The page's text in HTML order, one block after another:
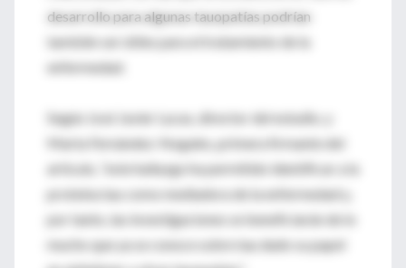
desarrollo para algunas tauopatías podrían
también ser útiles para el tratamiento de la
enfermedad.
Según José Javier Lucas, director del estudio, y
Marta Fernández-Nogales, primera firmante del
artículo, “este hallazgo ha permitido identificar a la
proteína tau como mediadora de la enfermedad y,
por tanto, las investigaciones se beneficiarán de lo
mucho que ya se conoce sobre tau dado su papel